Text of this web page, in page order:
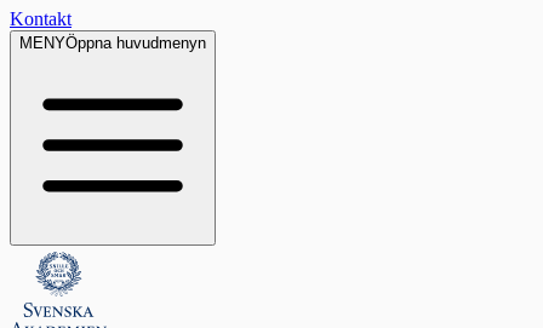
Kontakt
MENYÖppna huvudmenyn